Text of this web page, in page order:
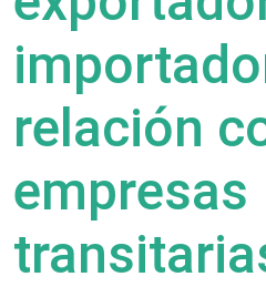
relación
empresas